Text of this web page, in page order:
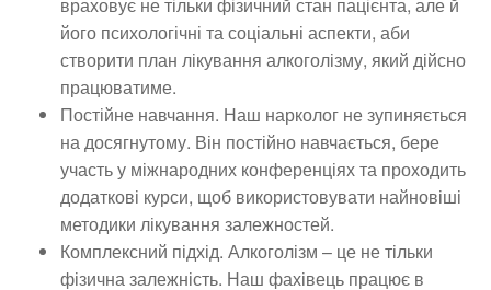
його психологічні та соціальні аспекти, аби
створити план лікування алкоголізму, який дійсно
працюватиме.
Постійне навчання. Наш нарколог не зупиняється
на досягнутому. Він постійно навчається, бере
участь у міжнародних конференціях та проходить
додаткові курси, щоб використовувати найновіші
методики лікування залежностей.
Комплексний підхід. Алкоголізм – це не тільки
фізична залежність. Наш фахівець працює в